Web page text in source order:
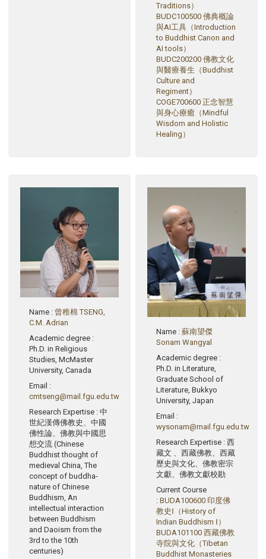
Traditions）
BUDC100500 佛典概論
與AI工具（Introduction
to Buddhist Canon and
AI tools）
BUDC200200 佛教文化
與醫療養生（Buddhist
Culture and
Regiment）
COGE700600 正念智慧
與身心療癒（Mindful
Wisdom and Holistic
Healing）
Name : 曾稚棉 TSENG,
C.M. Adrian
Academic degree :
Ph.D. in Religious
Studies, McMaster
University, Canada
Email :
cmtseng@mail.fgu.edu.tw
Research Expertise : 中
世紀漢傳佛教史、中國
佛性論、佛教與中國思
想交流 (Chinese
Buddhist thought of
medieval China, The
concept of buddha-
nature of Chinese
Buddhism, An
intellectual interaction
between Buddhism
and Daoism from the
3rd to the 10th
centuries)
Name :蘇南望傑
Sonam Wangyal
Academic degree :
Ph.D. in Literature,
Graduate School of
Literature, Bukkyo
University, Japan
Email :
wysonam@mail.fgu.edu.tw
Research Expertise : 西
藏文 、西藏佛教、西藏
歷史與文化、佛教密宗
文獻、佛教文獻校勘
Current Course
:BUDA100600 印度佛
教史Ⅰ（History of
Indian Buddhism Ⅰ）
BUDA101100 西藏佛教
寺院與文化（Tibetan
Buddhist Monasteries